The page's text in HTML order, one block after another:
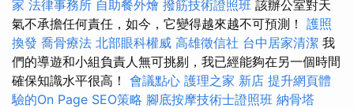
家 法律事務所 自助餐外燴 撥筋技術證照班 該辦公室對天
氣不承擔任何責任，如今，它變得越來越不可預測！ 護照
換發 喬骨療法 北部眼科權威 高雄徵信社 台中居家清潔 我
們的導遊和小組負責人無可挑剔，我已經能夠在另一個時間
確保知識水平很高！ 會議點心 護理之家 新店 提升網頁體
驗的On Page SEO策略 腳底按摩技術士證照班 納骨塔